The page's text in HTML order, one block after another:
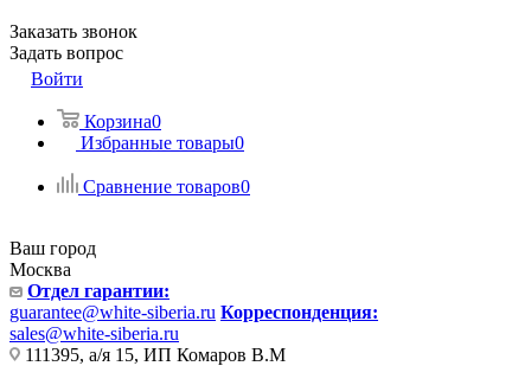
Заказать звонок
Задать вопрос
Войти
Корзина0
Избранные товары0
Сравнение товаров0
Ваш город
Москва
Отдел гарантии:
guarantee@white-siberia.ru Корреспонденция:
sales@white-siberia.ru
111395, а/я 15, ИП Комаров В.М